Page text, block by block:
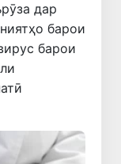
дар
барои
барои